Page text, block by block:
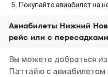
Покупайте авиабилет на
Авиабилеты Нижний
рейс или с пересадками
Вы можете добраться
Паттайю с авиабилетом